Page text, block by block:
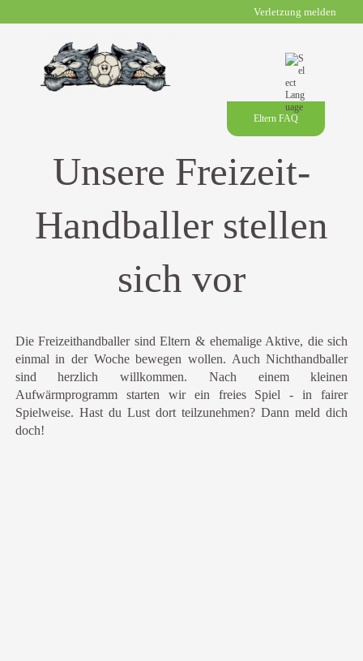
Verletzung melden
Eltern FAQ
Unsere Freizeit-
Handballer stellen
sich vor
Die Freizeithandballer sind Eltern & ehemalige Aktive, die sich
einmal in der Woche bewegen wollen. Auch Nichthandballer
sind herzlich willkommen. Nach einem kleinen
Aufwärmprogramm starten wir ein freies Spiel - in fairer
Spielweise. Hast du Lust dort teilzunehmen? Dann meld dich
doch!